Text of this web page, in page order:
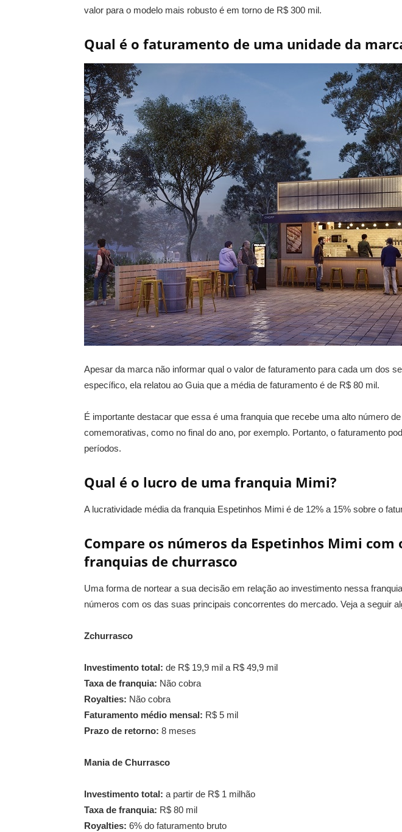
valor para o modelo mais robusto é em torno de R$ 300 mil.
Qual é o faturamento de uma unidade da
Apesar da marca não informar qual o valor de faturamento para cada um dos
específico, ela relatou ao Guia que a média de faturamento é de R$ 80 mil.
É importante destacar que essa é uma franquia que recebe uma alto número
comemorativas, como no final do ano, por exemplo. Portanto, o faturamento
períodos.
Qual é o lucro de uma franquia Mimi?
A lucratividade média da franquia Espetinhos Mimi é de 12% a 15% sobre o
Compare os números da Espetinhos Mimi com
franquias de churrasco
Uma forma de nortear a sua decisão em relação ao investimento nessa
números com os das suas principais concorrentes do mercado. Veja a seguir
Zchurrasco
Investimento total: de R$ 19,9 mil a R$ 49,9 mil
Taxa de franquia: Não cobra
Royalties: Não cobra
Faturamento médio mensal: R$ 5 mil
Prazo de retorno: 8 meses
Mania de Churrasco
Investimento total: a partir de R$ 1 milhão
Taxa de franquia: R$ 80 mil
Royalties: 6% do faturamento bruto